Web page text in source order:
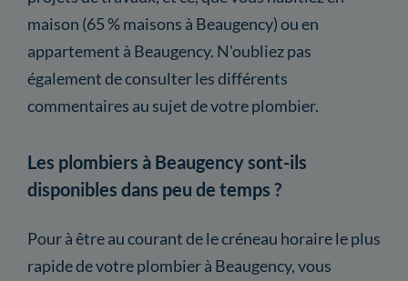
maison (65 % maisons à Beaugency) ou en
appartement à Beaugency. N'oubliez pas
également de consulter les différents
commentaires au sujet de votre plombier.
Les plombiers à Beaugency sont-ils
disponibles dans peu de temps ?
Pour à être au courant de le créneau horaire le plus
rapide de votre plombier à Beaugency, vous